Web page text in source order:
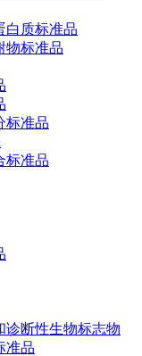
白质标准品
物标准品
标准品
标准品
诊断性生物标志物
准品